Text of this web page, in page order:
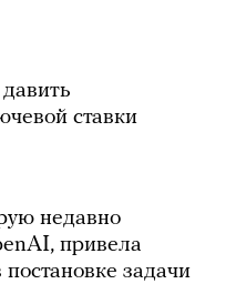
ставки
недавно
привела
задачи